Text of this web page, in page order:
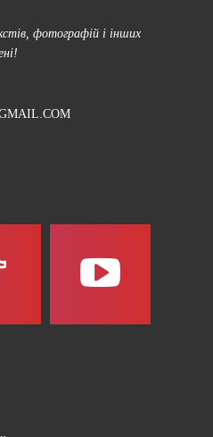
фотографій і інших